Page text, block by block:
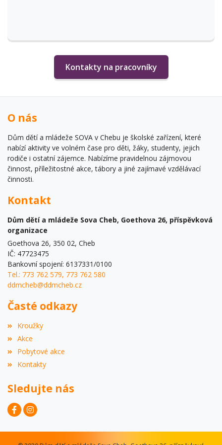
Kontakty na pracovníky
O nás
Dům dětí a mládeže SOVA v Chebu je školské zařízení, které
nabízí aktivity ve volném čase pro děti, žáky, studenty, jejich
rodiče i ostatní zájemce. Nabízíme pravidelnou zájmovou
činnost, příležitostné akce, tábory a jiné zajímavé vzdělávací
činnosti.
Kontakt
Dům dětí a mládeže Sova Cheb, Goethova 26, příspěvková
organizace
Goethova 26, 350 02, Cheb
IČ: 47723475
Bankovní spojení: 6137331/0100
Tel.: 773 762 579, 773 762 580
ddmcheb@ddmcheb.cz
Časté odkazy
Kroužky
Akce
Pobytové akce
Kontakty
Sledujte nás